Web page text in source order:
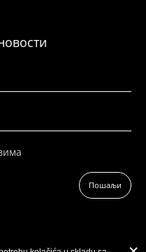
Пошаљи